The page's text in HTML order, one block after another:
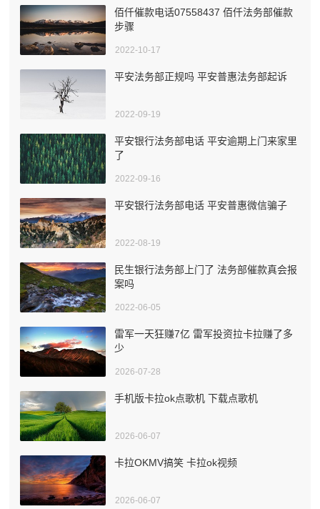
佰仟催款电话07558437 佰仟法务部催款
步骤
2022-10-17
平安法务部正规吗 平安普惠法务部起诉
2022-09-19
平安银行法务部电话 平安逾期上门来家里
了
2022-09-16
平安银行法务部电话 平安普惠微信骗子
2022-08-19
民生银行法务部上门了 法务部催款真会报
案吗
2022-06-05
雷军一天狂赚7亿 雷军投资拉卡拉赚了多
少
2026-07-28
手机版卡拉ok点歌机 下载点歌机
2026-06-07
卡拉OKMV搞笑 卡拉ok视频
2026-06-07